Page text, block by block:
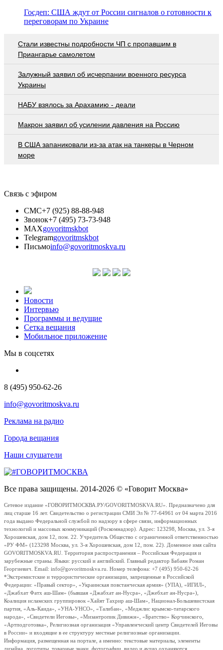
Госдеп: США ждут от России сигналов о готовности к
переговорам по Украине
Стали известны подробности ЧП с пропавшим в
Приангарье самолетом
Залужный заявил об исчерпании военного ресурса
Украины
НАБУ взялось за Арахамию - деали
Макрон заявил об усилении давления на Россию
В США запаниковали из-за атак на танкеры в Черном
море
Связь с эфиром
СМС+7 (925) 88-88-948
Звонок+7 (495) 73-73-948
MAXgovoritmskbot
Telegramgovoritmskbot
Письмоinfo@govoritmoskva.ru
Новости
Интервью
Программы и ведущие
Сетка вещания
Мобильное приложение
Мы в соцсетях
8 (495) 950-62-26
info@govoritmoskva.ru
Реклама на радио
Города вещания
Наши слушатели
Все права защищены. 2014-2026 © «Говорит Москва»
Сетевое издание «ГОВОРИТМОСКВА.РУ/GOVORITMOSKVA.RU». Предназначено для
лиц старше 16 лет. Свидетельство о регистрации СМИ Эл № 77-64961 от 04 марта 2016
года выдано Федеральной службой по надзору в сфере связи, информационных
технологий и массовых коммуникаций (Роскомнадзор). Адрес: 123298, Москва, ул. 3-я
Хорошевская, дом 12, пом. 22. Учредитель Общество с ограниченной ответственностью
«РУ ФМ» (123298 Москва, ул. 3-я Хорошевская, дом 12, пом. 22). Доменное имя сайта
GOVORITMOSKVA.RU. Территория распространения – Российская Федерация и
зарубежные страны. Языки: русский и английский. Главный редактор Бабаян Роман
Георгиевич. Email: info@govoritmoskva.ru. Номер телефона: +7 (495) 950-62-26
*Экстремистские и террористические организации, запрещенные в Российской
Федерации: «Правый сектор», «Украинская повстанческая армия» (УПА), «ИГИЛ»,
«Джабхат Фатх аш-Шам» (бывшая «Джабхат ан-Нусра», «Джебхат ан-Нусра»),
Коалиция исламских группировок «Хайят Тахрир аш-Шам», Национал-Большевистская
партия, «Аль-Каида», «УНА-УНСО», «Талибан», «Меджлис крымско-татарского
народа», «Свидетели Иеговы», «Мизантропик Дивижн», «Братство» Корчинского,
«Артподготовка», Религиозная организация «Управленческий центр Свидетелей Иеговы
в России» и входящие в ее структуру местные религиозные организации.
Информация, размещенная на портале, а именно: текстовые материалы, элементы
дизайна, логотипы, товарные знаки, фотографии, видео и аудио охраняются